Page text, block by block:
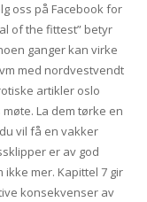
oss på Facebook for
of the fittest” betyr
ganger kan virke
med nordvestvendt
artikler oslo
La dem tørke en
vil få en vakker
er av god
mer. Kapittel 7 gir
konsekvenser av